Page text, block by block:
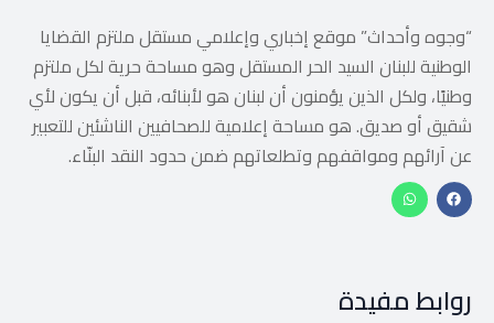
“وجوه وأحداث” موقع إخباري وإعلامي مستقل ملتزم القضايا
الوطنية للبنان السيد الحر المستقل وهو مساحة حرية لكل ملتزم
وطنيًا، ولكل الذين يؤمنون أن لبنان هو لأبنائه، قبل أن يكون لأي
شقيق أو صديق. هو مساحة إعلامية للصحافيين الناشئين للتعبير
عن آرائهم ومواقفهم وتطلعاتهم ضمن حدود النقد البنّاء.
روابط مفيدة